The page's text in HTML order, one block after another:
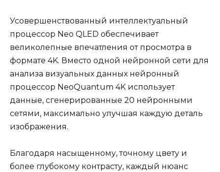
Усовершенствованный интеллектуальный
процессор Neo QLED обеспечивает
великолепные впечатления от просмотра в
формате 4K. Вместо одной нейронной сети для
анализа визуальных данных нейронный
процессор NeoQuantum 4K использует
данные, сгенерированные 20 нейронными
сетями, максимально улучшая каждую деталь
изображения.
Благодаря насыщенному, точному цвету и
более глубокому контрасту, каждый нюанс